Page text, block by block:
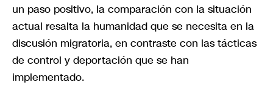
un paso positivo, la comparación con la situación
actual resalta la humanidad que se necesita en la
discusión migratoria, en contraste con las tácticas
de control y deportación que se han
implementado.